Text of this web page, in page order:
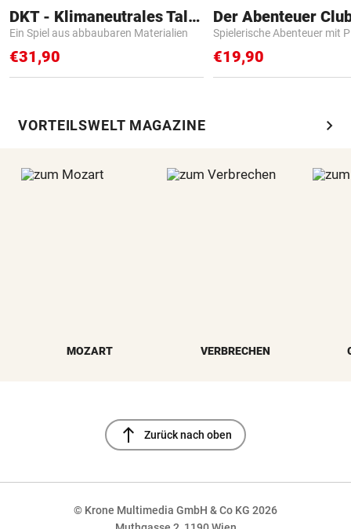
DKT - Klimaneutrales Talent
Ein Spiel aus abbaubaren Materialien
€31,90
Der Abenteuer
Spielerische Abenteuer mit
€19,90
VORTEILSWELT MAGAZINE chevron_right
MOZART VERBRECHEN
north Zurück nach oben
© Krone Multimedia GmbH & Co KG 2026